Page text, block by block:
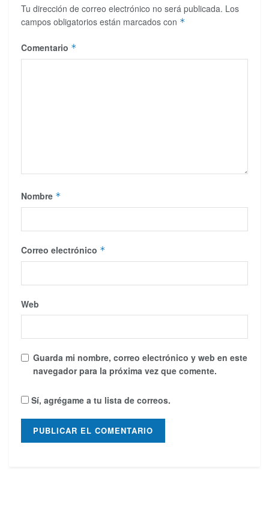
Tu dirección de correo electrónico no será publicada. Los
campos obligatorios están marcados con *
Comentario *
Nombre *
Correo electrónico *
Web
Guarda mi nombre, correo electrónico y web en este
navegador para la próxima vez que comente.
Sí, agrégame a tu lista de correos.